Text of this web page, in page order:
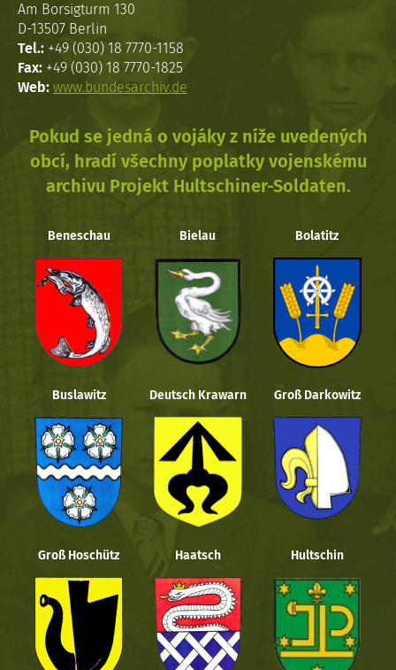
Am Borsigturm 130
D-13507 Berlin
Tel.: +49 (030) 18 7770-1158
Fax: +49 (030) 18 7770-1825
Web: www.bundesarchiv.de
Pokud se jedná o vojáky z níže uvedených
obcí, hradí všechny poplatky vojenskému
archivu Projekt Hultschiner-Soldaten.
Beneschau Bielau Bolatitz
Buslawitz Deutsch Krawarn Groß Darkowitz
Groß Hoschütz Haatsch Hultschin